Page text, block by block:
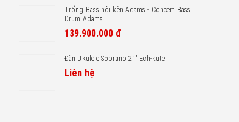
Trống Bass hội kèn Adams - Concert Bass
Drum Adams
139.900.000 đ
Đàn Ukulele Soprano 21′ Ech-kute
Liên hệ